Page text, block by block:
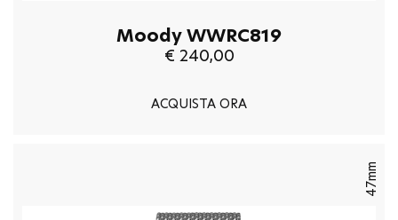
Moody WWRC819
€ 240,00
ACQUISTA ORA
47mm